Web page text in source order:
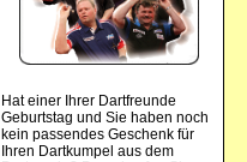
Hat einer Ihrer Dartfreunde
Geburtstag und Sie haben noch
kein passendes Geschenk für
Ihren Dartkumpel aus dem